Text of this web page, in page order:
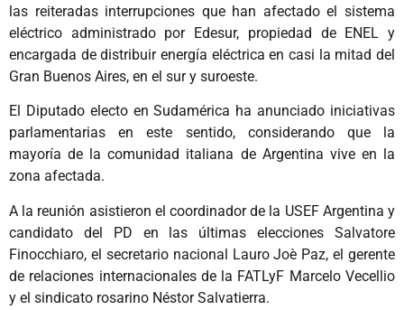
las reiteradas interrupciones que han afectado el sistema
eléctrico administrado por Edesur, propiedad de ENEL y
encargada de distribuir energía eléctrica en casi la mitad del
Gran Buenos Aires, en el sur y suroeste.
El Diputado electo en Sudamérica ha anunciado iniciativas
parlamentarias en este sentido, considerando que la
mayoría de la comunidad italiana de Argentina vive en la
zona afectada.
A la reunión asistieron el coordinador de la USEF Argentina y
candidato del PD en las últimas elecciones Salvatore
Finocchiaro, el secretario nacional Lauro Joè Paz, el gerente
de relaciones internacionales de la FATLyF Marcelo Vecellio
y el sindicato rosarino Néstor Salvatierra.